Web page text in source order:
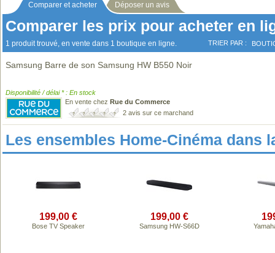
Comparer et acheter Déposer un avis
Comparer les prix pour acheter en
1 produit trouvé, en vente dans 1 boutique en ligne. TRIER PAR :
Samsung Barre de son Samsung HW B550 Noir
Disponibilité / délai * : En stock
En vente chez Rue du Commerce
2 avis sur ce marchand
Les ensembles Home-Cinéma dans
199,00 €
Bose TV Speaker
199,00 €
Samsung HW-S66D